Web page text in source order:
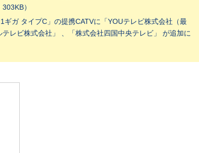
）
ガ タイプC」の提携CATVに「YOUテレビ株式会社（最
レビ株式会社」 、「株式会社四国中央テレビ」 が追加に